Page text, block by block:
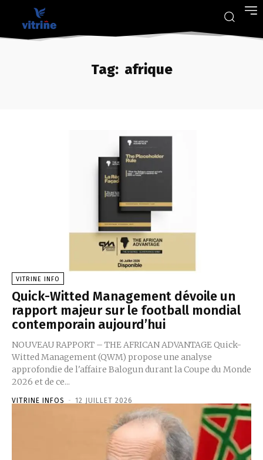
Tag: afrique
VITRINE INFO
Quick-Witted Management dévoile un
rapport majeur sur le football mondial
contemporain aujourd’hui
NOUVEAU RAPPORT – THE AFRICAN ADVANTAGE Quick-
Witted Management (QWM) propose une analyse
approfondie de l'affaire Balogun durant la Coupe du Monde
2026 et de ce...
VITRINE INFOS - 12 JUILLET 2026